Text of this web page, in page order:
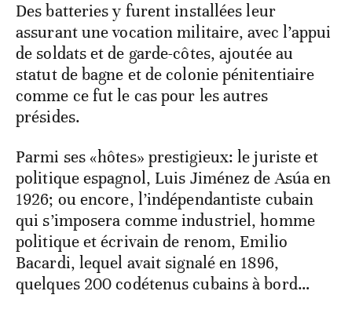
Des batteries y furent installées leur
assurant une vocation militaire, avec l’appui
de soldats et de garde-côtes, ajoutée au
statut de bagne et de colonie pénitentiaire
comme ce fut le cas pour les autres
présides.
Parmi ses «hôtes» prestigieux: le juriste et
politique espagnol, Luis Jiménez de Asúa en
1926; ou encore, l’indépendantiste cubain
qui s’imposera comme industriel, homme
politique et écrivain de renom, Emilio
Bacardi, lequel avait signalé en 1896,
quelques 200 codétenus cubains à bord…